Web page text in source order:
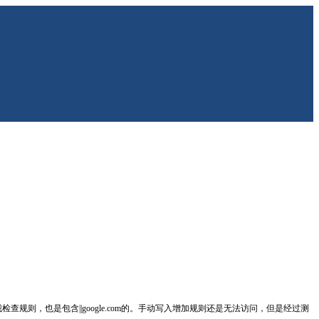
规则，也是包含||google.com的。手动写入增加规则还是无法访问，但是经过测